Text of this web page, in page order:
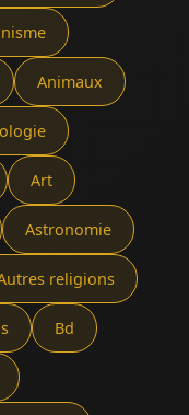
Animaux
Art
Astronomie
religions
Bd